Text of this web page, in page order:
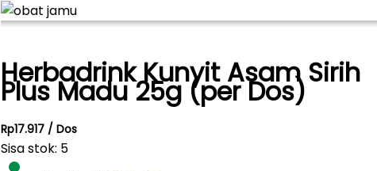
Herbadrink Kunyit Asam Sirih
Plus Madu 25g (per Dos)
Rp17.917 / Dos
Sisa stok: 5